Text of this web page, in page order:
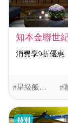
#星級飯店美食 #
消費享9折優惠